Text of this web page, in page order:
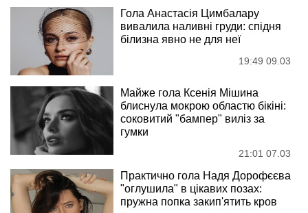
Гола Анастасія Цимбалару
вивалила наливні груди: спідня
білизна явно не для неї
19:49 09.03
Майже гола Ксенія Мішина
блиснула мокрою областю бікіні:
соковитий "бампер" виліз за
гумки
21:01 07.03
Практично гола Надя Дорофєєва
"оглушила" в цікавих позах:
пружна попка закип'ятить кров